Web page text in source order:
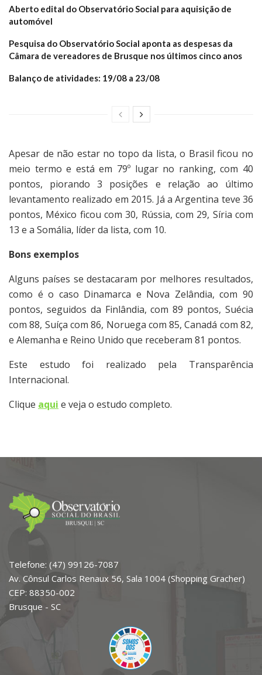
Aberto edital do Observatório Social para aquisição de
automóvel
Pesquisa do Observatório Social aponta as despesas da
Câmara de vereadores de Brusque nos últimos cinco anos
Balanço de atividades: 19/08 a 23/08
Apesar de não estar no topo da lista, o Brasil ficou no
meio termo e está em 79º lugar no ranking, com 40
pontos, piorando 3 posições e relação ao último
levantamento realizado em 2015. Já a Argentina teve 36
pontos, México ficou com 30, Rússia, com 29, Síria com
13 e a Somália, líder da lista, com 10.
Bons exemplos
Alguns países se destacaram por melhores resultados,
como é o caso Dinamarca e Nova Zelândia, com 90
pontos, seguidos da Finlândia, com 89 pontos, Suécia
com 88, Suíça com 86, Noruega com 85, Canadá com 82,
e Alemanha e Reino Unido que receberam 81 pontos.
Este estudo foi realizado pela Transparência
Internacional.
Clique aqui e veja o estudo completo.
Telefone: (47) 99126-7087
Av. Cônsul Carlos Renaux 56, Sala 1004 (Shopping Gracher)
CEP: 88350-002
Brusque - SC